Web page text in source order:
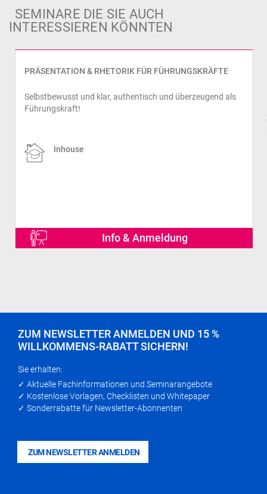
SEMINARE DIE SIE AUCH
INTERESSIEREN KÖNNTEN
PRÄSENTATION & RHETORIK FÜR FÜHRUNGSKRÄFTE
Selbstbewusst und klar, authentisch und überzeugend als
Führungskraft!
Inhouse
Info & Anmeldung
ZUM NEWSLETTER ANMELDEN UND 15 %
WILLKOMMENS-RABATT SICHERN!
Sie erhalten:
✓ Aktuelle Fachinformationen und Seminarangebote
✓ Kostenlose Vorlagen, Checklisten und Whitepaper
✓ Sonderrabatte für Newsletter-Abonnenten
ZUM NEWSLETTER ANMELDEN